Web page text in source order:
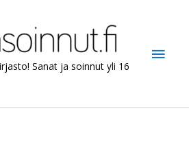
Sanat ja soinnut yli 16